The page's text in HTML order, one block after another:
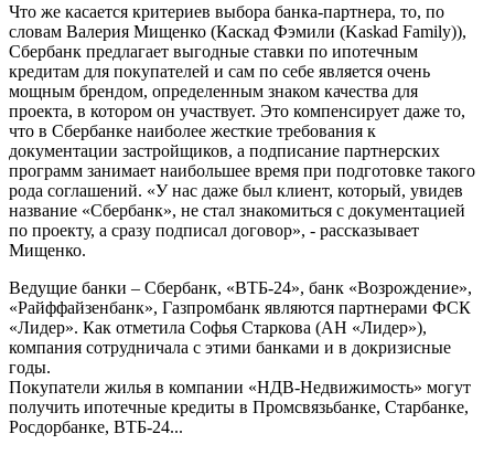
Что же касается критериев выбора банка-партнера, то, по
словам Валерия Мищенко (Каскад Фэмили (Kaskad Family)),
Сбербанк предлагает выгодные ставки по ипотечным
кредитам для покупателей и сам по себе является очень
мощным брендом, определенным знаком качества для
проекта, в котором он участвует. Это компенсирует даже то,
что в Сбербанке наиболее жесткие требования к
документации застройщиков, а подписание партнерских
программ занимает наибольшее время при подготовке такого
рода соглашений. «У нас даже был клиент, который, увидев
название «Сбербанк», не стал знакомиться с документацией
по проекту, а сразу подписал договор», - рассказывает
Мищенко.
Ведущие банки – Сбербанк, «ВТБ-24», банк «Возрождение»,
«Райффайзенбанк», Газпромбанк являются партнерами ФСК
«Лидер». Как отметила Софья Старкова (АН «Лидер»),
компания сотрудничала с этими банками и в докризисные
годы.
Покупатели жилья в компании «НДВ-Недвижимость» могут
получить ипотечные кредиты в Промсвязьбанке, Старбанке,
Росдорбанке, ВТБ-24...